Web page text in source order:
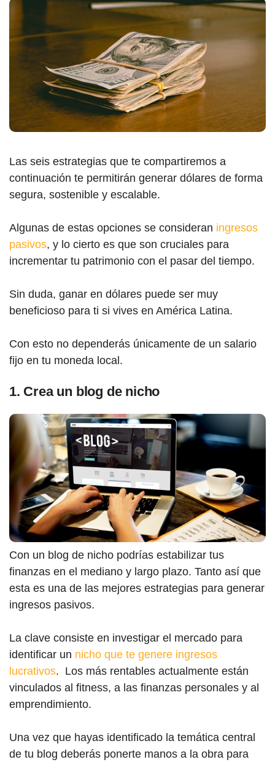
Las seis estrategias que te compartiremos a
continuación te permitirán generar dólares de forma
segura, sostenible y escalable.
Algunas de estas opciones se consideran ingresos
pasivos, y lo cierto es que son cruciales para
incrementar tu patrimonio con el pasar del tiempo.
Sin duda, ganar en dólares puede ser muy
beneficioso para ti si vives en América Latina.
Con esto no dependerás únicamente de un salario
fijo en tu moneda local.
1. Crea un blog de nicho
Con un blog de nicho podrías estabilizar tus
finanzas en el mediano y largo plazo. Tanto así que
esta es una de las mejores estrategias para generar
ingresos pasivos.
La clave consiste en investigar el mercado para
identificar un nicho que te genere ingresos
lucrativos. Los más rentables actualmente están
vinculados al fitness, a las finanzas personales y al
emprendimiento.
Una vez que hayas identificado la temática central
de tu blog deberás ponerte manos a la obra para